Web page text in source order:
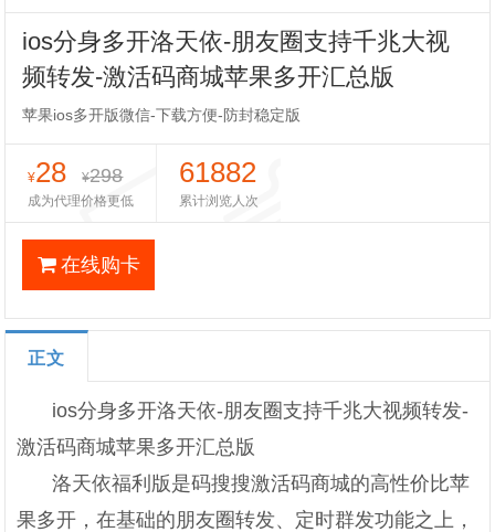
ios分身多开洛天依-朋友圈支持千兆大视
频转发-激活码商城苹果多开汇总版
苹果ios多开版微信-下载方便-防封稳定版
¥28 ¥298
成为代理价格更低
61882
累计浏览人次
在线购卡
正文
ios分身多开洛天依-朋友圈支持千兆大视频转发-
激活码商城苹果多开汇总版
洛天依福利版是码搜搜激活码商城的高性价比苹
果多开，在基础的朋友圈转发、定时群发功能之上，